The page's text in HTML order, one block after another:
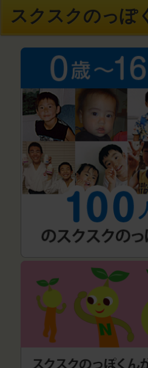
スクスクのっぽ